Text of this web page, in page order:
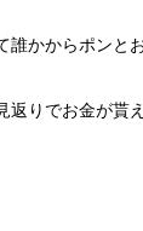
誰かからポンと
返りでお金が貰